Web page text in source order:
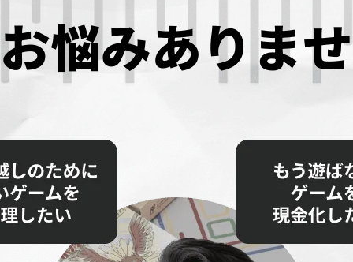
悩みありま